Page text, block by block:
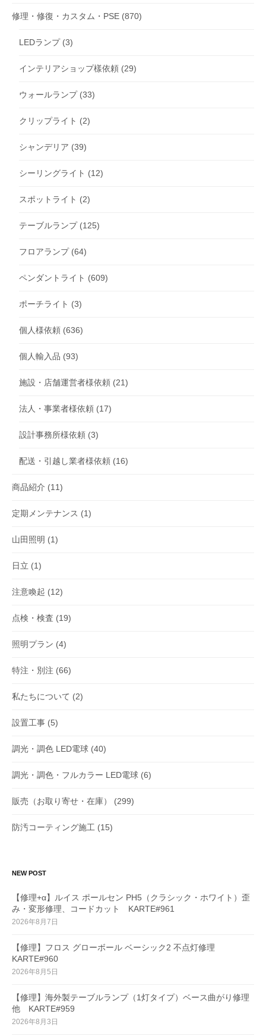
修理・修復・カスタム・PSE (870)
LEDランプ(3)
インテリアショップ樣依頼 (29)
ウォールランプ(33)
クリップライト (2)
シャンデリア (39)
シーリングライト (12)
スポットライト (2)
テーブルランプ(125)
フロアランプ(64)
ペンダントライト (609)
ポーチライト (3)
個人様依頼 (636)
個人輸入品 (93)
施設・店舗運営者様依頼 (21)
法人・事業者様依頼 (17)
設計事務所様依頼 (3)
配送・引越し業者様依頼 (16)
商品紹介 (11)
定期メンテナンス (1)
山田照明 (1)
日立 (1)
注意喚起 (12)
点検・検査 (19)
照明プラン (4)
特注・別注 (66)
私たちについて (2)
設置工事 (5)
調光・調色 LED電球 (40)
調光・調色・フルカラー LED電球 (6)
販売（お取り寄せ・在庫） (299)
防汚コーティング施工 (15)
NEW POST
【修理+α】ルイス ポールセン PH5（クラシック・ホワイト）歪
み・変形修理、コードカット KARTE#961
2026年8月7日
【修理】フロス グローボール ベーシック2 不点灯修理
KARTE#960
2026年8月5日
【修理】海外製テーブルランプ（1灯タイプ）ベース曲がり修理
他 KARTE#959
2026年8月3日